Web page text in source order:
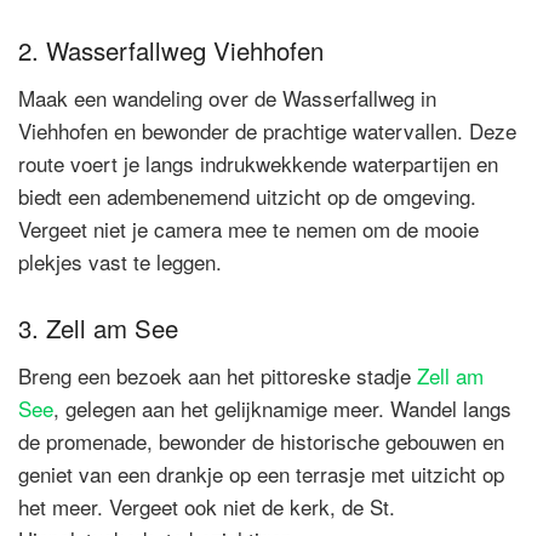
2. Wasserfallweg Viehhofen
Maak een wandeling over de Wasserfallweg in
Viehhofen en bewonder de prachtige watervallen. Deze
route voert je langs indrukwekkende waterpartijen en
biedt een adembenemend uitzicht op de omgeving.
Vergeet niet je camera mee te nemen om de mooie
plekjes vast te leggen.
3. Zell am See
Breng een bezoek aan het pittoreske stadje Zell am
See, gelegen aan het gelijknamige meer. Wandel langs
de promenade, bewonder de historische gebouwen en
geniet van een drankje op een terrasje met uitzicht op
het meer. Vergeet ook niet de kerk, de St.